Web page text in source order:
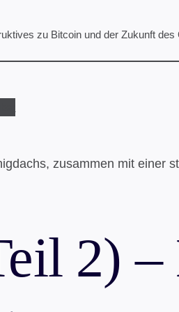
zu Bitcoin und der Zukunft des
2) –